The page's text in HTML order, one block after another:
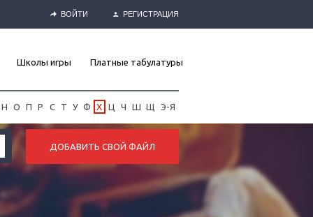
ВОЙТИ РЕГИСТРАЦИЯ
Школы игры Платные табулатуры
Н О П Р С Т У Ф Х Ц Ч Ш Щ Э-Я
ДОБАВИТЬ СВОЙ ФАЙЛ